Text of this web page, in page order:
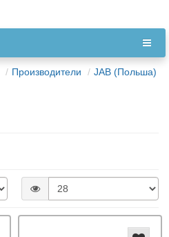
Производители JAB (Польша)